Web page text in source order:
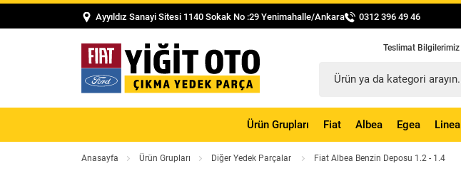
Ayyıldız Sanayi Sitesi 1140 Sokak No :29 Yenimahalle/Ankara 0312 396 49 46
Teslimat Bilgilerimiz
Ürün Grupları Fiat Albea Egea Linea
Anasayfa Ürün Grupları Diğer Yedek Parçalar Fiat Albea Benzin Deposu 1.2 - 1.4